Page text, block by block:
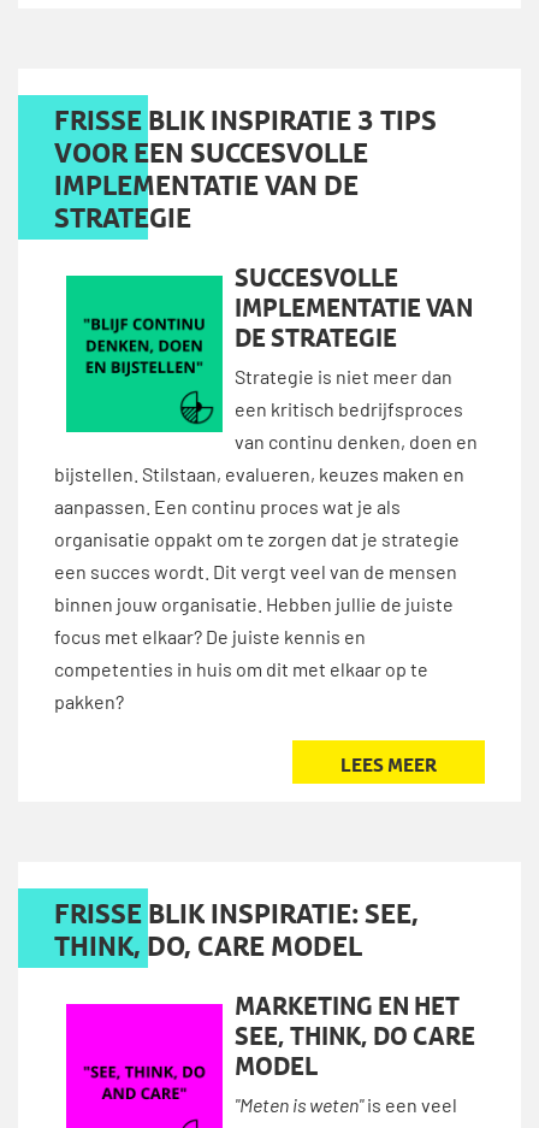
FRISSE BLIK INSPIRATIE 3 TIPS
VOOR EEN SUCCESVOLLE
IMPLEMENTATIE VAN DE
STRATEGIE
SUCCESVOLLE
IMPLEMENTATIE VAN
DE STRATEGIE
Strategie is niet meer dan
een kritisch bedrijfsproces
van continu denken, doen en
bijstellen. Stilstaan, evalueren, keuzes maken en
aanpassen. Een continu proces wat je als
organisatie oppakt om te zorgen dat je strategie
een succes wordt. Dit vergt veel van de mensen
binnen jouw organisatie. Hebben jullie de juiste
focus met elkaar? De juiste kennis en
competenties in huis om dit met elkaar op te
pakken?
LEES MEER
FRISSE BLIK INSPIRATIE: SEE,
THINK, DO, CARE MODEL
MARKETING EN HET
SEE, THINK, DO CARE
MODEL
"Meten is weten"is een veel